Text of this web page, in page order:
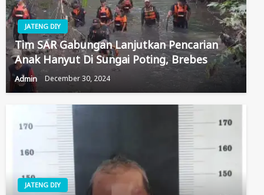
JATENG DIY
Tim SAR Gabungan Lanjutkan Pencarian
Anak Hanyut Di Sungai Poting, Brebes
Admin December 30, 2024
JATENG DIY